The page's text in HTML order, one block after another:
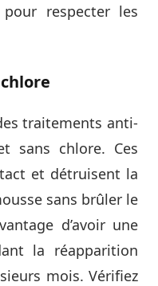
respecter les
traitements anti-
sans chlore. Ces
et détruisent la
sans brûler le
d’avoir une
la réapparition
mois. Vérifiez